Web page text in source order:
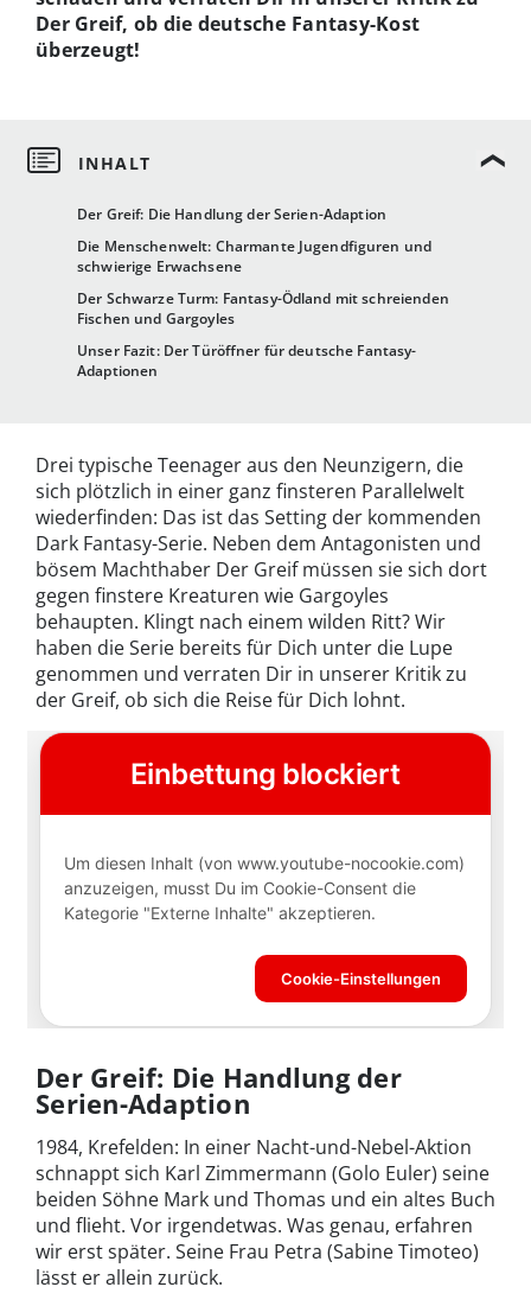
Der Greif: Die Handlung der Serien-Adaption
Die Menschenwelt: Charmante Jugendfiguren und
schwierige Erwachsene
Der Schwarze Turm: Fantasy-Ödland mit schreienden
Fischen und Gargoyles
Unser Fazit: Der Türöffner für deutsche Fantasy-
Adaptionen
Der Greif, ob die deutsche Fantasy-Kost
überzeugt!
Drei typische Teenager aus den Neunzigern, die
sich plötzlich in einer ganz finsteren Parallelwelt
wiederfinden: Das ist das Setting der kommenden
Dark Fantasy-Serie. Neben dem Antagonisten und
bösem Machthaber Der Greif müssen sie sich dort
gegen finstere Kreaturen wie Gargoyles
behaupten. Klingt nach einem wilden Ritt? Wir
haben die Serie bereits für Dich unter die Lupe
genommen und verraten Dir in unserer Kritik zu
der Greif, ob sich die Reise für Dich lohnt.
Der Greif: Die Handlung der
Serien-Adaption
1984, Krefelden: In einer Nacht-und-Nebel-Aktion
schnappt sich Karl Zimmermann (Golo Euler) seine
beiden Söhne Mark und Thomas und ein altes Buch
und flieht. Vor irgendetwas. Was genau, erfahren
wir erst später. Seine Frau Petra (Sabine Timoteo)
lässt er allein zurück.